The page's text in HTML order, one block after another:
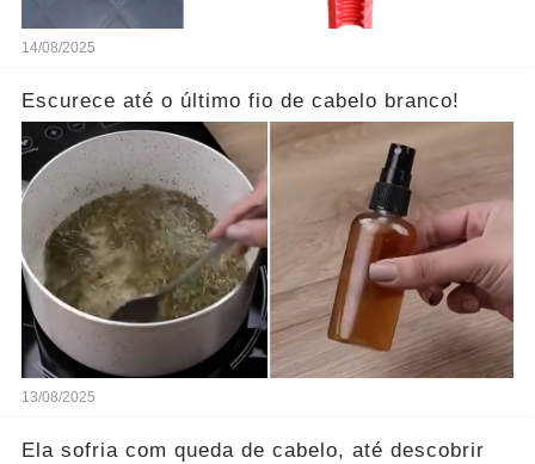
14/08/2025
Escurece até o último fio de cabelo branco!
13/08/2025
Ela sofria com queda de cabelo, até descobrir